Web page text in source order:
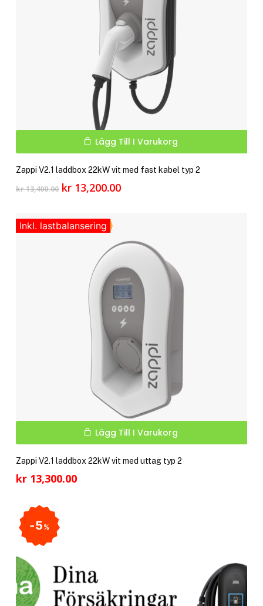
Lägg Till I Varukorg
Zappi V2.1 laddbox 22kW vit med fast kabel typ 2
kr13,400.00 Det
var:
kr 13,400.00.
kr13,200.00Det
kr 13,200.00.
Inkl. lastbalansering
Lägg Till I Varukorg
Zappi V2.1 laddbox 22kW vit med uttag typ 2
kr13,300.00
5%